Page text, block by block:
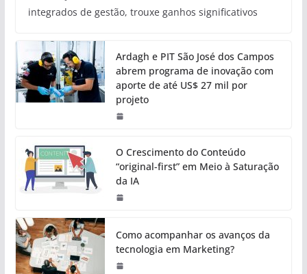
integrados de gestão, trouxe ganhos significativos
Ardagh e PIT São José dos Campos
abrem programa de inovação com
aporte de até US$ 27 mil por
projeto
O Crescimento do Conteúdo
“original-first” em Meio à Saturação
da IA
Como acompanhar os avanços da
tecnologia em Marketing?